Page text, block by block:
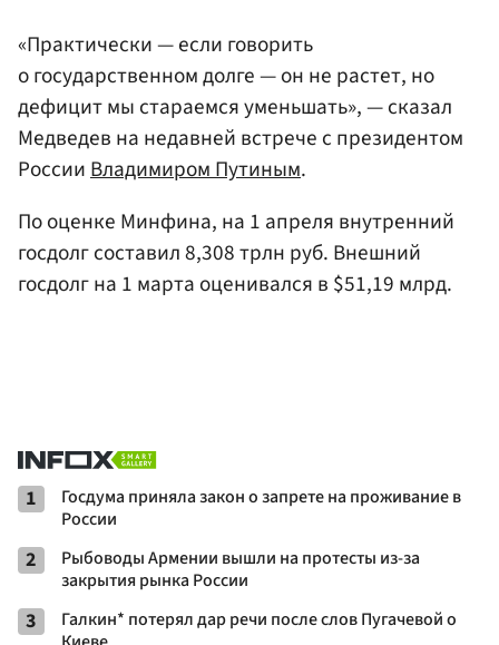
«Практически — если говорить
о государственном долге — он не растет, но
дефицит мы стараемся уменьшать», — сказал
Медведев на недавней встрече с президентом
РоссииВладимиром Путиным.
По оценке Минфина, на 1 апреля внутренний
госдолг составил 8,308 трлн руб. Внешний
госдолг на 1 марта оценивался в $51,19 млрд.
1
Госдума приняла закон о запрете на проживание в
России
2
Рыбоводы Армении вышли на протесты из-за
закрытия рынка России
3
Галкин* потерял дар речи после слов Пугачевой о